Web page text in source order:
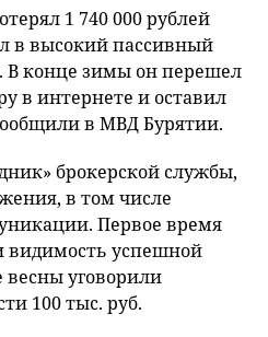
1 740 000 рублей
в высокий пассивный
В конце зимы он перешел
в интернете и оставил
в МВД Бурятии.
брокерской службы,
в том числе
Первое время
видимость успешной
весны уговорили
100 тыс. руб.